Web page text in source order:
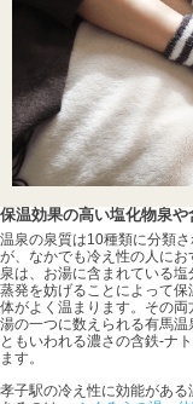
保温効果の高い塩化物泉
温泉の泉質は10種類に分類
が、なかでも冷え性の人に
泉は、お湯に含まれている
蒸発を妨げることによって
体がよく温まります。その
湯の一つに数えられる有馬温
ともいわれる濃さの含鉄-ナ
ます。
孝子駅の冷え性に効能があ